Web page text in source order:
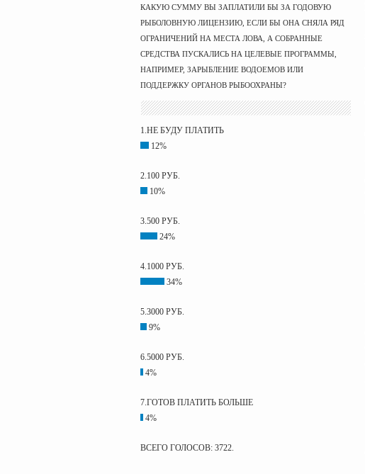
КАКУЮ СУММУ ВЫ ЗАПЛАТИЛИ БЫ ЗА ГОДОВУЮ
РЫБОЛОВНУЮ ЛИЦЕНЗИЮ, ЕСЛИ БЫ ОНА СНЯЛА РЯД
ОГРАНИЧЕНИЙ НА МЕСТА ЛОВА, А СОБРАННЫЕ
СРЕДСТВА ПУСКАЛИСЬ НА ЦЕЛЕВЫЕ ПРОГРАММЫ,
НАПРИМЕР, ЗАРЫБЛЕНИЕ ВОДОЕМОВ ИЛИ
ПОДДЕРЖКУ ОРГАНОВ РЫБООХРАНЫ?
1.НЕ БУДУ ПЛАТИТЬ
12%
2.100 РУБ.
10%
3.500 РУБ.
24%
4.1000 РУБ.
34%
5.3000 РУБ.
9%
6.5000 РУБ.
4%
7.ГОТОВ ПЛАТИТЬ БОЛЬШЕ
4%
ВСЕГО ГОЛОСОВ: 3722.